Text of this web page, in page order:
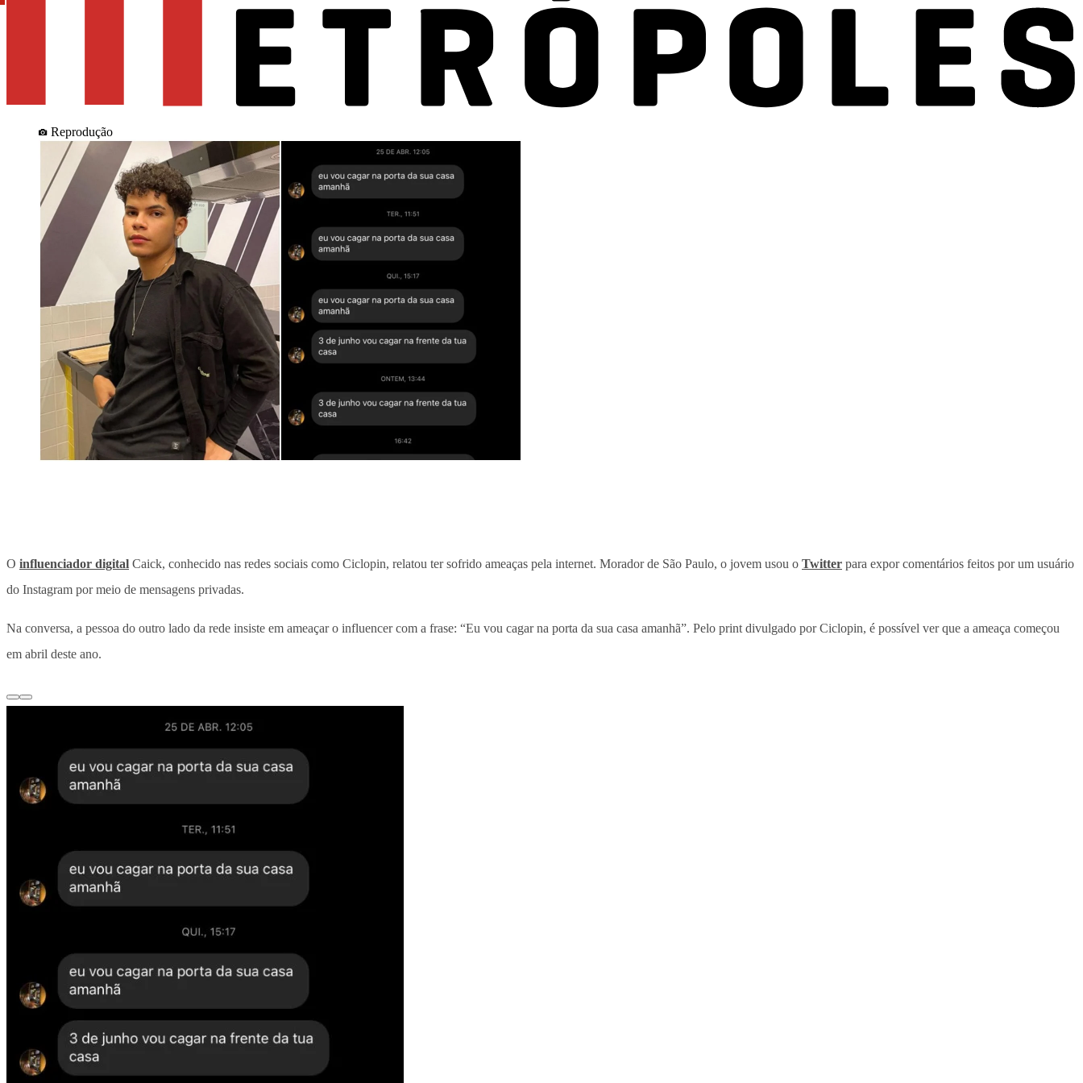
Reprodução
O influenciador digital Caick, conhecido nas redes sociais como Ciclopin, relatou ter sofrido ameaças pela internet. Morador de São Paulo, o jovem usou o Twitter para expor comentários feitos por um usuário
do Instagram por meio de mensagens privadas.
Na conversa, a pessoa do outro lado da rede insiste em ameaçar o influencer com a frase: “Eu vou cagar na porta da sua casa amanhã”. Pelo print divulgado por Ciclopin, é possível ver que a ameaça começou
em abril deste ano.